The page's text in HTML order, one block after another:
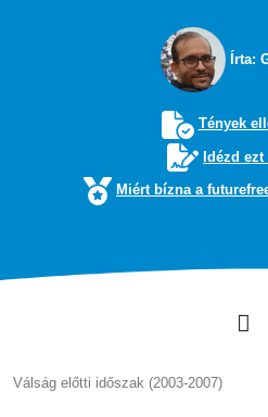
Írta:
Tények
Idézd ezt
Miért bízna a
Válság előtti időszak (2003-2007)